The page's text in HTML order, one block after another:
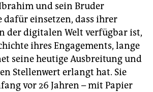
und sein Bruder
dafür einsetzen, dass ihrer
der digitalen Welt verfügbar ist,
ihres Engagements, lange
seine heutige Ausbreitung und
Stellenwert erlangt hat. Sie
vor 26 Jahren – mit Papier